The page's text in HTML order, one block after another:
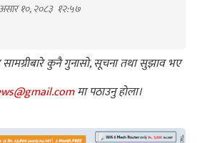
१०, २०८३ १२:५७
सामग्रीबारे कुनै गुनासो, सूचना तथा सुझाव भए
मा पठाउनु होला।